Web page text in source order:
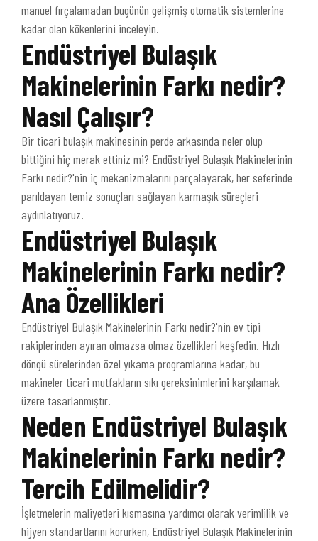
manuel fırçalamadan bugünün gelişmiş otomatik sistemlerine
kadar olan kökenlerini inceleyin.
Endüstriyel Bulaşık
Makinelerinin Farkı nedir?
Nasıl Çalışır?
Bir ticari bulaşık makinesinin perde arkasında neler olup
bittiğini hiç merak ettiniz mi? Endüstriyel Bulaşık Makinelerinin
Farkı nedir?'nin iç mekanizmalarını parçalayarak, her seferinde
parıldayan temiz sonuçları sağlayan karmaşık süreçleri
aydınlatıyoruz.
Endüstriyel Bulaşık
Makinelerinin Farkı nedir?
Ana Özellikleri
Endüstriyel Bulaşık Makinelerinin Farkı nedir?'nin ev tipi
rakiplerinden ayıran olmazsa olmaz özellikleri keşfedin. Hızlı
döngü sürelerinden özel yıkama programlarına kadar, bu
makineler ticari mutfakların sıkı gereksinimlerini karşılamak
üzere tasarlanmıştır.
Neden Endüstriyel Bulaşık
Makinelerinin Farkı nedir?
Tercih Edilmelidir?
İşletmelerin maliyetleri kısmasına yardımcı olarak verimlilik ve
hijyen standartlarını korurken, Endüstriyel Bulaşık Makinelerinin